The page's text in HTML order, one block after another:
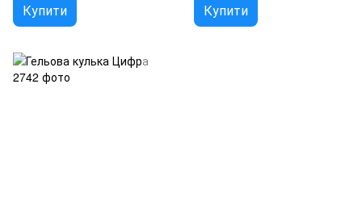
Купити Купити